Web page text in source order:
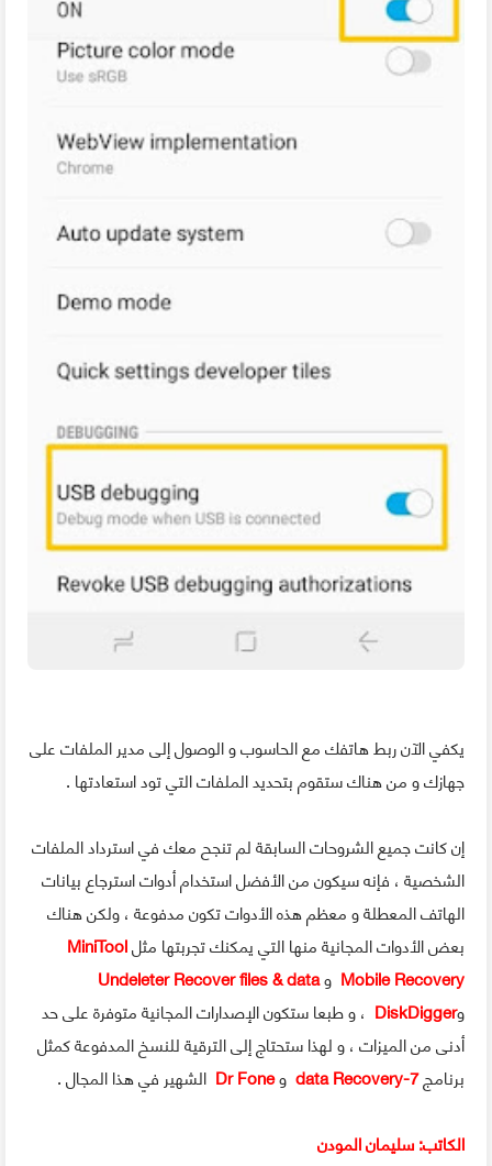
يكفي الآن ربط هاتفك مع الحاسوب و الوصول إلى مدير الملفات على
جهازك و من هناك ستقوم بتحديد الملفات التي تود استعادتها .
إن كانت جميع الشروحات السابقة لم تنجح معك في استرداد الملفات
الشخصية ، فإنه سيكون من الأفضل استخدام أدوات استرجاع بيانات
الهاتف المعطلة و معظم هذه الأدوات تكون مدفوعة ، ولكن هناك
بعض الأدوات المجانية منها التي يمكنك تجربتها مثلMiniTool
Mobile Recovery وUndeleter Recover files & data
وDiskDigger ، و طبعا ستكون الإصدارات المجانية متوفرة على حد
أدنى من الميزات ، و لهذا ستحتاج إلى الترقية للنسخ المدفوعة كمثل
برنامج7-data Recovery وDr Fone
الشهير في هذا المجال .
الكاتب: سليمان المودن